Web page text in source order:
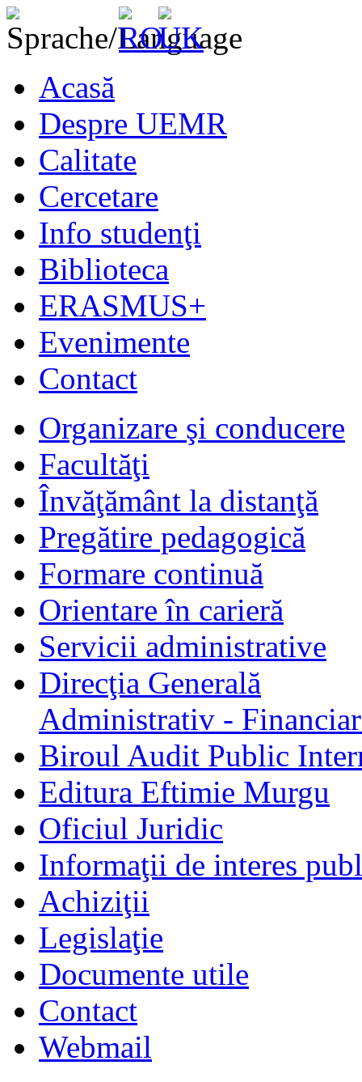
Acasă
Despre UEMR
Calitate
Cercetare
Info studenţi
Biblioteca
ERASMUS+
Evenimente
Contact
Organizare şi conducere
Facultăţi
Învăţământ la distanţă
Pregătire pedagogică
Formare continuă
Orientare în carieră
Servicii administrative
Direcţia Generală
Administrativ -
Biroul Audit Public
Editura Eftimie Murgu
Oficiul Juridic
Informaţii de interes
Achiziţii
Legislaţie
Documente utile
Contact
Webmail